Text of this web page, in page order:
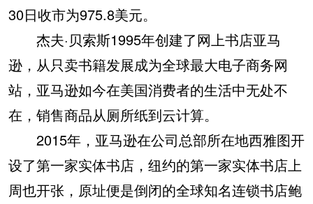
30日收市为975.8美元。
杰夫·贝索斯1995年创建了网上书店亚马
逊，从只卖书籍发展成为全球最大电子商务网
站，亚马逊如今在美国消费者的生活中无处不
在，销售商品从厕所纸到云计算。
2015年，亚马逊在公司总部所在地西雅图开
设了第一家实体书店，纽约的第一家实体书店上
周也开张，原址便是倒闭的全球知名连锁书店鲍